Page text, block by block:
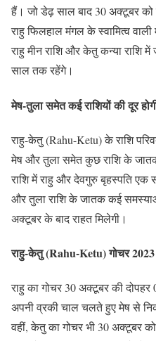
हैं। जो डेढ़ साल बाद 30 अक्टूबर को
राहु फिलहाल मंगल के स्वामित्व
राहु मीन राशि और केतु कन्या राशि में
साल तक रहेंगे।
मेष-तुला समेत कई राशियों की दूर
राहु-केतु (Rahu-Ketu) के राशि
मेष और तुला समेत कुछ राशि के
राशि में राहु और देवगुरु बृहस्पति
और तुला राशि के जातक कई
अक्टूबर के बाद राहत मिलेगी।
राहु-केतु (Rahu-Ketu) गोचर
राहु का गोचर 30 अक्टूबर की दोपहर
अपनी व्रकी चाल चलते हुए मेष से
वहीं, केतु का गोचर भी 30 अक्टूबर